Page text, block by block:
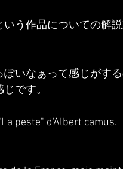
う作品についての解
いなぁって感じがす
です。
peste" d'Albert camus.